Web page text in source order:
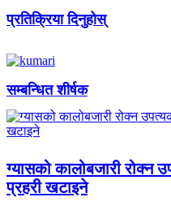
प्रतिक्रिया दिनुहोस्
सम्बन्धित शीर्षक
ग्यासको कालोबजारी रोक्न
प्रहरी खटाइने